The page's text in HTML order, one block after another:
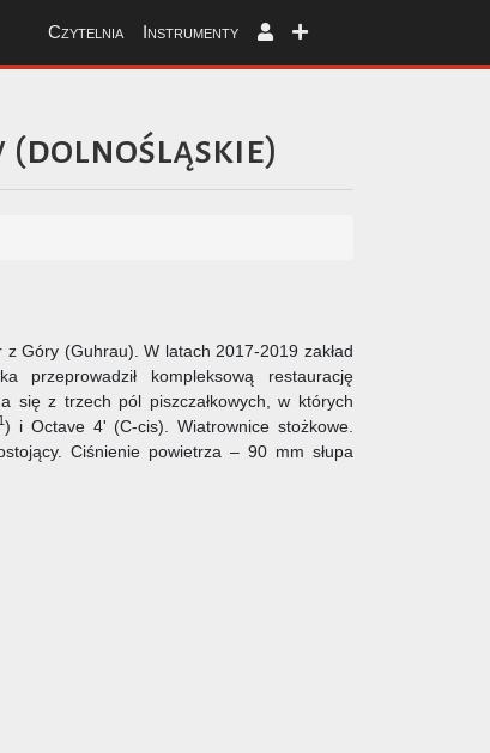
Czytelnia Instrumenty
(dolnośląskie)
Góry (Guhrau). W latach 2017-2019 zakład
przeprowadził kompleksową restaurację
się z trzech pól piszczałkowych, w których
1) i Octave 4' (C-cis). Wiatrownice stożkowe.
Ciśnienie powietrza – 90 mm słupa